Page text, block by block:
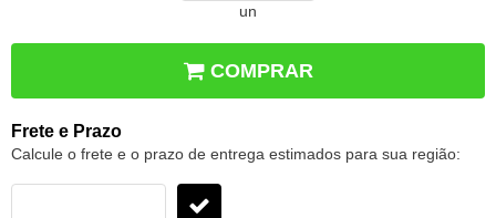
un
COMPRAR
Frete e Prazo
Calcule o frete e o prazo de entrega estimados para sua região: